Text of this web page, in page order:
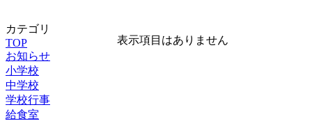
カテゴリ
TOP
お知らせ
小学校
中学校
学校行事
給食室
表示項目はありません